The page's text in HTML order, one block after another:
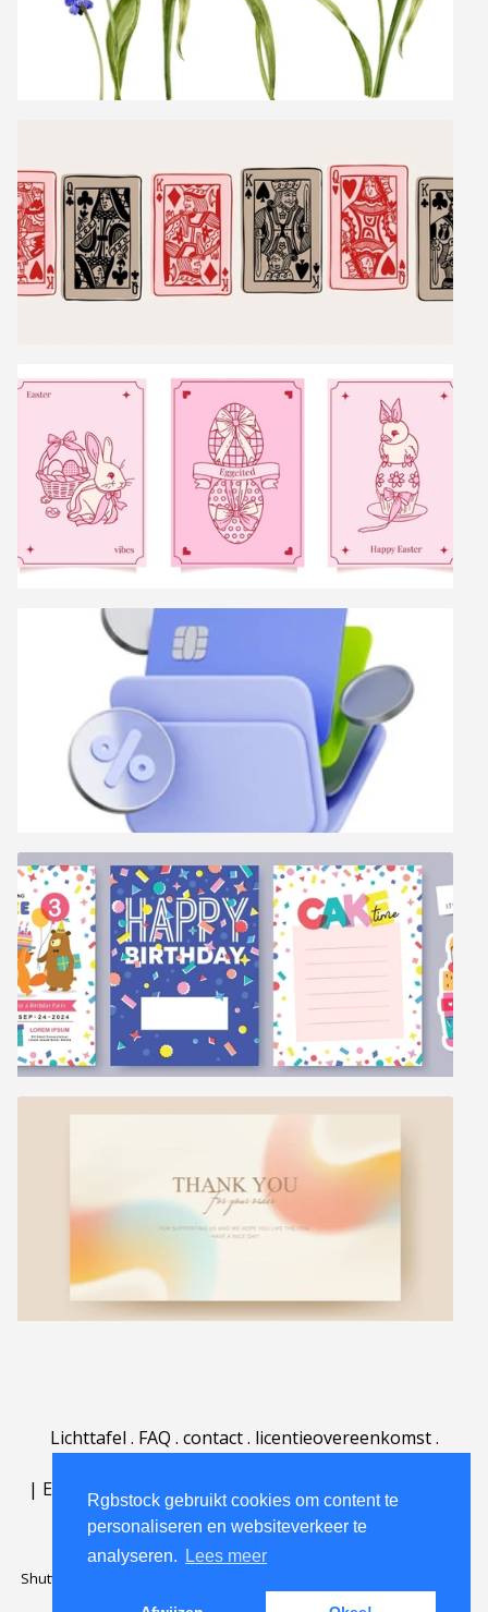
Rgbstock gebruikt cookies om content te
personaliseren en websiteverkeer te
analyseren.
Lees meer
Lichttafel . FAQ . contact. licentieovereenkomst.
| English | Deutsch Español | Português
Nederlands|
Shutterstock official partner of Rgbstock
Rgbstock